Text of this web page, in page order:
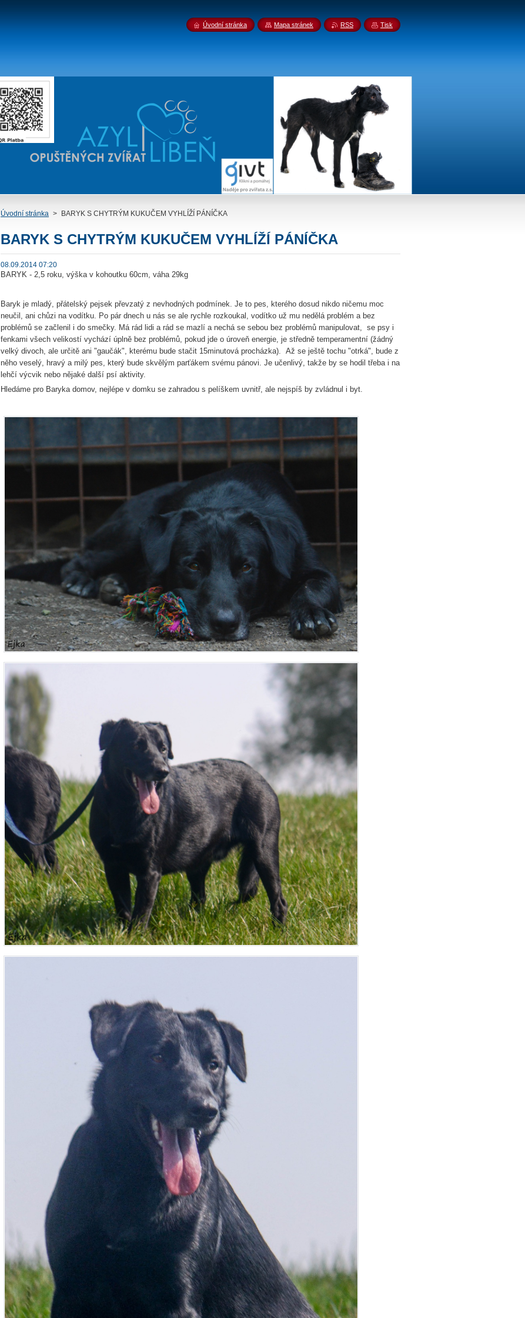
Úvodní stránka > BARYK S CHYTRÝM KUKUČEM VYHLÍŽÍ PÁNÍČKA
BARYK S CHYTRÝM KUKUČEM VYHLÍŽÍ PÁNÍČKA
08.09.2014 07:20
BARYK - 2,5 roku, výška v kohoutku 60cm, váha 29kg
Baryk je mladý, přátelský pejsek převzatý z nevhodných podmínek. Je to pes, kterého dosud nikdo ničemu moc
neučil, ani chůzi na vodítku. Po pár dnech u nás se ale rychle rozkoukal, vodítko už mu nedělá problém a bez
problémů se začlenil i do smečky. Má rád lidi a rád se mazlí a nechá se sebou bez problémů manipulovat, se psy i
fenkami všech velikostí vychází úplně bez problémů, pokud jde o úroveň energie, je středně temperamentní (žádný
velký divoch, ale určitě ani "gaučák", kterému bude stačit 15minutová procházka). Až se ještě tochu "otrká", bude z
něho veselý, hravý a milý pes, který bude skvělým parťákem svému pánovi. Je učenlivý, takže by se hodil třeba i na
lehčí výcvik nebo nějaké další psí aktivity.
Hledáme pro Baryka domov, nejlépe v domku se zahradou s pelíškem uvnitř, ale nejspíš by zvládnul i byt.
Úvodní stránka Mapa stránek RSS Tisk